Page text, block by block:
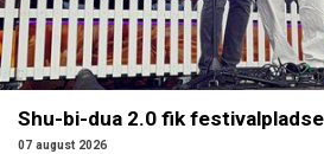
Shu-bi-dua 2.0 fik
07 august 2026